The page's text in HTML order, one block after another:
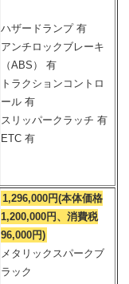
ハザードランプ 有
アンチロックブレーキ
（ABS） 有
トラクションコントロ
ール 有
スリッパークラッチ 有
ETC 有
1,296,000円(本体価格
1,200,000円、消費税
96,000円)
メタリックスパークブ
ラック